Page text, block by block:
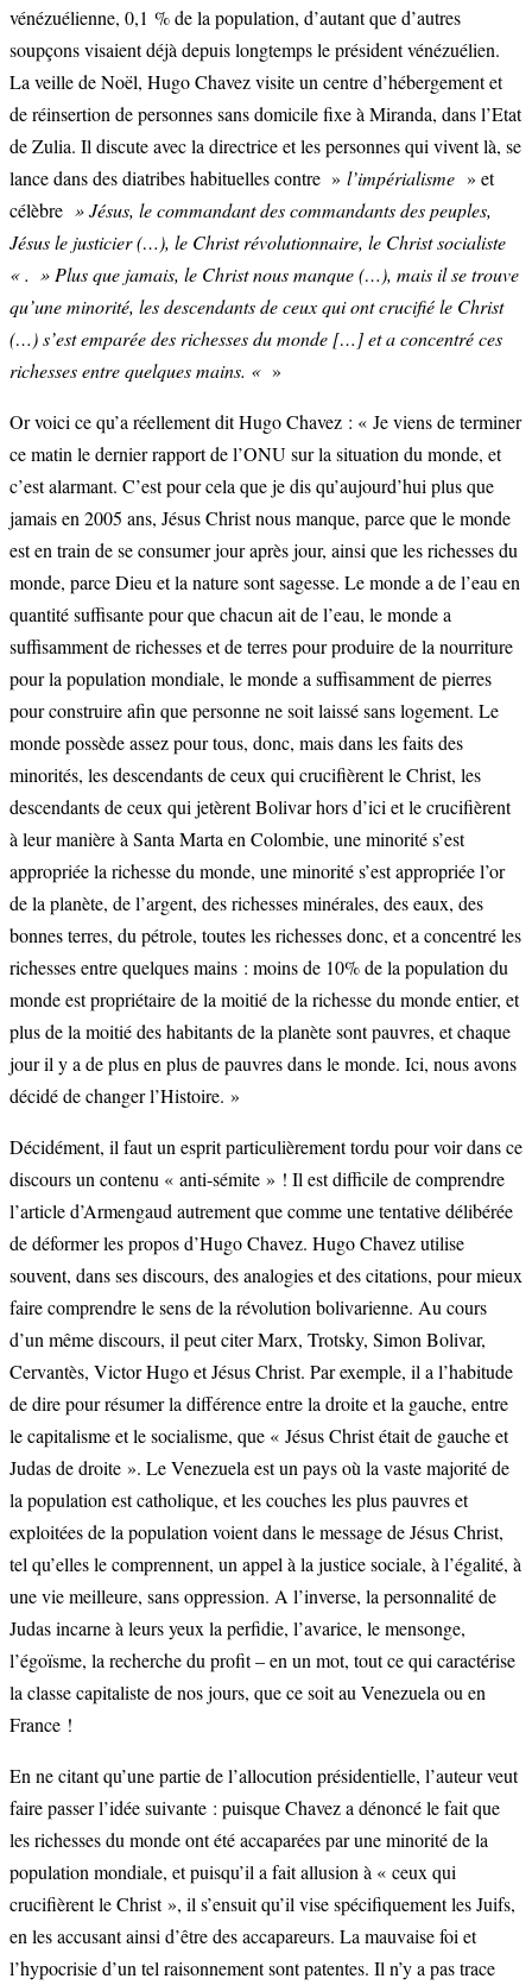
vénézuélienne, 0,1 % de la population, d’autant que d’autres
soupçons visaient déjà depuis longtemps le président vénézuélien.
La veille de Noël, Hugo Chavez visite un centre d’hébergement et
de réinsertion de personnes sans domicile fixe à Miranda, dans l’Etat
de Zulia. Il discute avec la directrice et les personnes qui vivent là, se
lance dans des diatribes habituelles contre » l’impérialisme » et
célèbre » Jésus, le commandant des commandants des peuples,
Jésus le justicier (…), le Christ révolutionnaire, le Christ socialiste
« . » Plus que jamais, le Christ nous manque (…), mais il se trouve
qu’une minorité, les descendants de ceux qui ont crucifié le Christ
(…) s’est emparée des richesses du monde […] et a concentré ces
richesses entre quelques mains. « »
Or voici ce qu’a réellement dit Hugo Chavez : « Je viens de terminer
ce matin le dernier rapport de l’ONU sur la situation du monde, et
c’est alarmant. C’est pour cela que je dis qu’aujourd’hui plus que
jamais en 2005 ans, Jésus Christ nous manque, parce que le monde
est en train de se consumer jour après jour, ainsi que les richesses du
monde, parce Dieu et la nature sont sagesse. Le monde a de l’eau en
quantité suffisante pour que chacun ait de l’eau, le monde a
suffisamment de richesses et de terres pour produire de la nourriture
pour la population mondiale, le monde a suffisamment de pierres
pour construire afin que personne ne soit laissé sans logement. Le
monde possède assez pour tous, donc, mais dans les faits des
minorités, les descendants de ceux qui crucifièrent le Christ, les
descendants de ceux qui jetèrent Bolivar hors d’ici et le crucifièrent
à leur manière à Santa Marta en Colombie, une minorité s’est
appropriée la richesse du monde, une minorité s’est appropriée l’or
de la planète, de l’argent, des richesses minérales, des eaux, des
bonnes terres, du pétrole, toutes les richesses donc, et a concentré les
richesses entre quelques mains : moins de 10% de la population du
monde est propriétaire de la moitié de la richesse du monde entier, et
plus de la moitié des habitants de la planète sont pauvres, et chaque
jour il y a de plus en plus de pauvres dans le monde. Ici, nous avons
décidé de changer l’Histoire. »
Décidément, il faut un esprit particulièrement tordu pour voir dans ce
discours un contenu « anti-sémite » ! Il est difficile de comprendre
l’article d’Armengaud autrement que comme une tentative délibérée
de déformer les propos d’Hugo Chavez. Hugo Chavez utilise
souvent, dans ses discours, des analogies et des citations, pour mieux
faire comprendre le sens de la révolution bolivarienne. Au cours
d’un même discours, il peut citer Marx, Trotsky, Simon Bolivar,
Cervantès, Victor Hugo et Jésus Christ. Par exemple, il a l’habitude
de dire pour résumer la différence entre la droite et la gauche, entre
le capitalisme et le socialisme, que « Jésus Christ était de gauche et
Judas de droite ». Le Venezuela est un pays où la vaste majorité de
la population est catholique, et les couches les plus pauvres et
exploitées de la population voient dans le message de Jésus Christ,
tel qu’elles le comprennent, un appel à la justice sociale, à l’égalité, à
une vie meilleure, sans oppression. A l’inverse, la personnalité de
Judas incarne à leurs yeux la perfidie, l’avarice, le mensonge,
l’égoïsme, la recherche du profit – en un mot, tout ce qui caractérise
la classe capitaliste de nos jours, que ce soit au Venezuela ou en
France !
En ne citant qu’une partie de l’allocution présidentielle, l’auteur veut
faire passer l’idée suivante : puisque Chavez a dénoncé le fait que
les richesses du monde ont été accaparées par une minorité de la
population mondiale, et puisqu’il a fait allusion à « ceux qui
crucifièrent le Christ », il s’ensuit qu’il vise spécifiquement les Juifs,
en les accusant ainsi d’être des accapareurs. La mauvaise foi et
l’hypocrisie d’un tel raisonnement sont patentes. Il n’y a pas trace